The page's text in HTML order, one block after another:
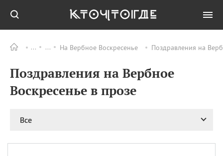
На Вербное Воскресенье Поздравления на
Поздравления на Вербное
Воскресенье в прозе
Все
ПРАЗДНИКИ Все
09.08 День памяти жертв
атомной
бомбардировки
день